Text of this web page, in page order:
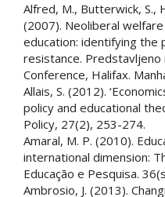
Alfred, M., Butterwick, S.,
(2007). Neoliberal
education: identifying the
resistance. Predstavljeno
Conference, Halifax.
Allais, S. (2012).
policy and educational
Policy, 27(2), 253-274.
Amaral, M. P. (2010).
international dimension:
Educação e Pesquisa.
Ambrosio, J. (2013).